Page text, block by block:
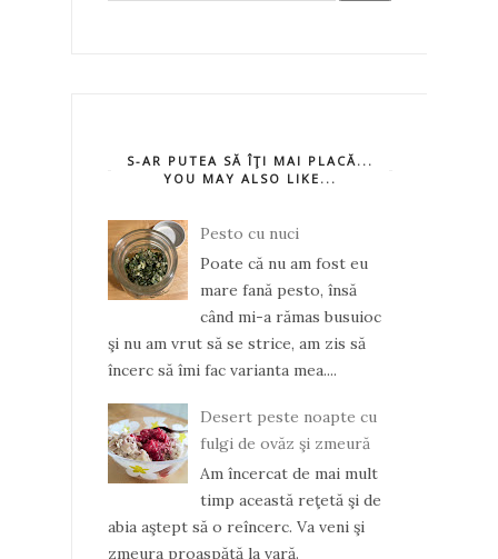
S-AR PUTEA SĂ ÎŢI MAI PLACĂ...
YOU MAY ALSO LIKE...
Pesto cu nuci
Poate că nu am fost eu
mare fană pesto, însă
când mi-a rămas busuioc
şi nu am vrut să se strice, am zis să
încerc să îmi fac varianta mea....
Desert peste noapte cu
fulgi de ovăz şi zmeură
Am încercat de mai mult
timp această reţetă şi de
abia aştept să o reîncerc. Va veni şi
zmeura proaspătă la vară.